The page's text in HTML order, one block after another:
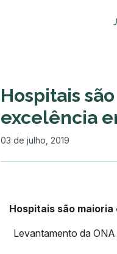
Hospitais
excelência
03 de julho, 2019
Hospitais são
Levantamento da